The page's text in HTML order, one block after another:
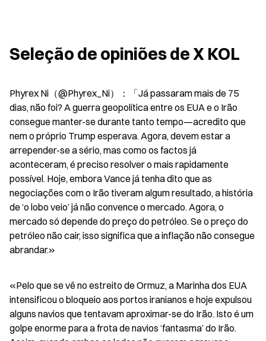
Seleção de opiniões de X KOL
Phyrex Ni（@Phyrex_Ni）：「Já passaram mais de 75
dias, não foi? A guerra geopolítica entre os EUA e o Irão
consegue manter-se durante tanto tempo—acredito que
nem o próprio Trump esperava. Agora, devem estar a
arrepender-se a sério, mas como os factos já
aconteceram, é preciso resolver o mais rapidamente
possível. Hoje, embora Vance já tenha dito que as
negociações com o Irão tiveram algum resultado, a história
de ‘o lobo veio’ já não convence o mercado. Agora, o
mercado só depende do preço do petróleo. Se o preço do
petróleo não cair, isso significa que a inflação não consegue
abrandar.»
«Pelo que se vê no estreito de Ormuz, a Marinha dos EUA
intensificou o bloqueio aos portos iranianos e hoje expulsou
alguns navios que tentavam aproximar-se do Irão. Isto é um
golpe enorme para a frota de navios ‘fantasma’ do Irão.